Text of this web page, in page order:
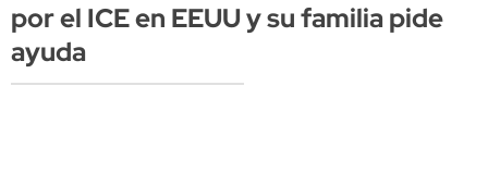
por el ICE en EEUU y su familia pide
ayuda